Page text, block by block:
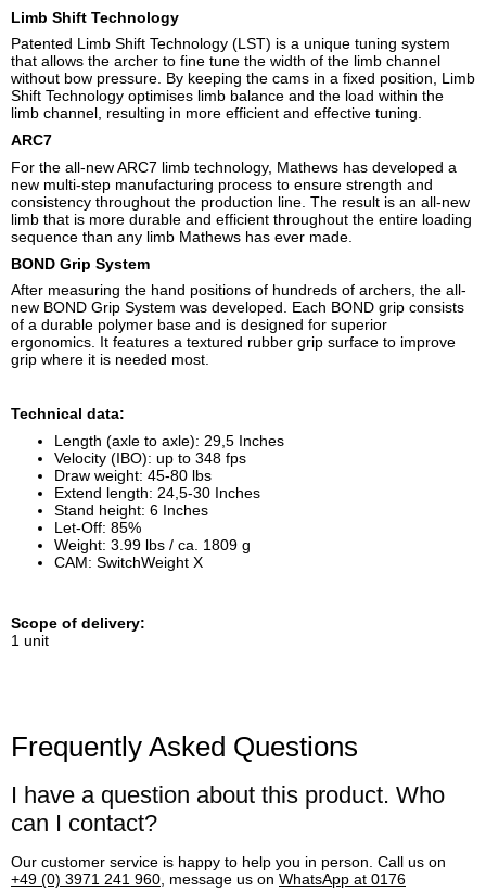
Limb Shift Technology
Patented Limb Shift Technology (LST) is a unique tuning system
that allows the archer to fine tune the width of the limb channel
without bow pressure. By keeping the cams in a fixed position, Limb
Shift Technology optimises limb balance and the load within the
limb channel, resulting in more efficient and effective tuning.
ARC7
For the all-new ARC7 limb technology, Mathews has developed a
new multi-step manufacturing process to ensure strength and
consistency throughout the production line. The result is an all-new
limb that is more durable and efficient throughout the entire loading
sequence than any limb Mathews has ever made.
BOND Grip System
After measuring the hand positions of hundreds of archers, the all-
new BOND Grip System was developed. Each BOND grip consists
of a durable polymer base and is designed for superior
ergonomics. It features a textured rubber grip surface to improve
grip where it is needed most.
Technical data:
Length (axle to axle): 29,5 Inches
Velocity (IBO): up to 348 fps
Draw weight: 45-80 lbs
Extend length: 24,5-30 Inches
Stand height: 6 Inches
Let-Off: 85%
Weight: 3.99 lbs / ca. 1809 g
CAM: SwitchWeight X
Scope of delivery:
1 unit
Frequently Asked Questions
I have a question about this product. Who
can I contact?
Our customer service is happy to help you in person. Call us on
+49 (0) 3971 241 960 , message us on WhatsApp at 0176